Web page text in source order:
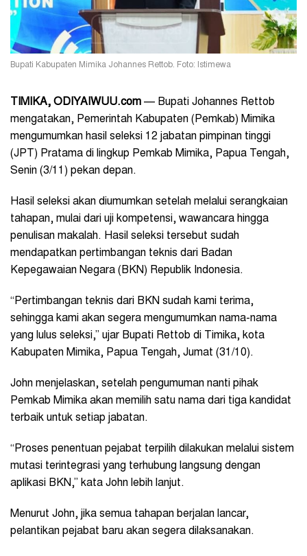
Bupati Kabupaten Mimika Johannes Rettob. Foto: Istimewa
TIMIKA, ODIYAIWUU.com — Bupati Johannes Rettob
mengatakan, Pemerintah Kabupaten (Pemkab) Mimika
mengumumkan hasil seleksi 12 jabatan pimpinan tinggi
(JPT) Pratama di lingkup Pemkab Mimika, Papua Tengah,
Senin (3/11) pekan depan.
Hasil seleksi akan diumumkan setelah melalui serangkaian
tahapan, mulai dari uji kompetensi, wawancara hingga
penulisan makalah. Hasil seleksi tersebut sudah
mendapatkan pertimbangan teknis dari Badan
Kepegawaian Negara (BKN) Republik Indonesia.
“Pertimbangan teknis dari BKN sudah kami terima,
sehingga kami akan segera mengumumkan nama-nama
yang lulus seleksi,” ujar Bupati Rettob di Timika, kota
Kabupaten Mimika, Papua Tengah, Jumat (31/10).
John menjelaskan, setelah pengumuman nanti pihak
Pemkab Mimika akan memilih satu nama dari tiga kandidat
terbaik untuk setiap jabatan.
“Proses penentuan pejabat terpilih dilakukan melalui sistem
mutasi terintegrasi yang terhubung langsung dengan
aplikasi BKN,” kata John lebih lanjut.
Menurut John, jika semua tahapan berjalan lancar,
pelantikan pejabat baru akan segera dilaksanakan.